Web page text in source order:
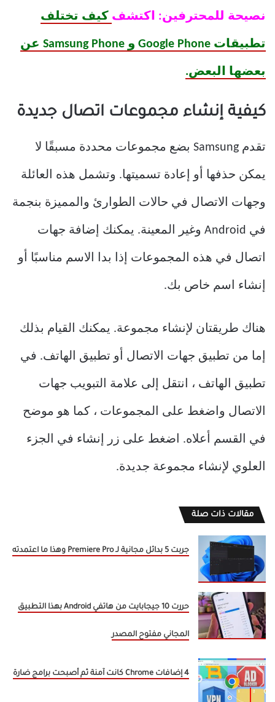
نصيحة للمحترفين: اكتشف كيف تختلف
تطبيقات Google Phone و Samsung Phone عن
بعضها البعض.
كيفية إنشاء مجموعات اتصال جديدة
تقدم Samsung بضع مجموعات محددة مسبقًا لا
يمكن حذفها أو إعادة تسميتها. وتشمل هذه العائلة
وجهات الاتصال في حالات الطوارئ والمميزة بنجمة
في Android وغير المعينة. يمكنك إضافة جهات
اتصال في هذه المجموعات إذا بدا الاسم مناسبًا أو
إنشاء اسم خاص بك.
هناك طريقتان لإنشاء مجموعة. يمكنك القيام بذلك
إما من تطبيق جهات الاتصال أو تطبيق الهاتف. في
تطبيق الهاتف ، انتقل إلى علامة التبويب جهات
الاتصال واضغط على المجموعات ، كما هو موضح
في القسم أعلاه. اضغط على زر إنشاء في الجزء
العلوي لإنشاء مجموعة جديدة.
مقالات ذات صلة
جربت 5 بدائل مجانية لـ Premiere Pro وهذا ما اعتمدته
حررت 10 جيجابايت من هاتفي Android بهذا التطبيق
المجاني مفتوح المصدر
4 إضافات Chrome كانت آمنة ثم أصبحت برامج ضارة